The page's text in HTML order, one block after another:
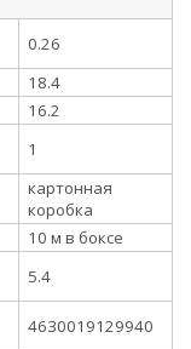
0.26
18.4
16.2
1
картонная
коробка
10 м в боксе
5.4
4630019129940